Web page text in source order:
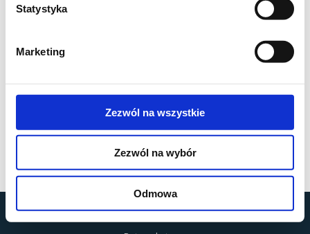
Statystyka
Marketing
Zezwól na wszystkie
Zezwól na wybór
Odmowa
byMOBILUS MOTOR© All rights reserved